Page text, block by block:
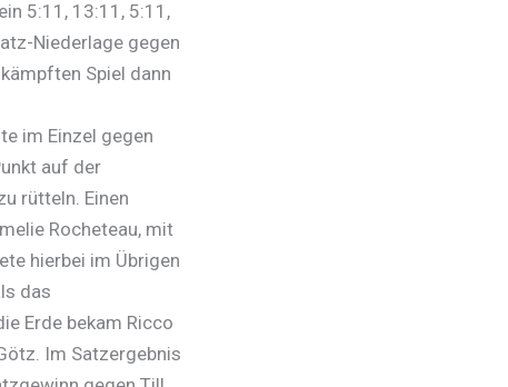
5:11, 13:11, 5:11,
Niederlage gegen
Spiel dann
im Einzel gegen
auf der
rütteln. Einen
Rocheteau, mit
hierbei im Übrigen
das
Erde bekam Ricco
Im Satzergebnis